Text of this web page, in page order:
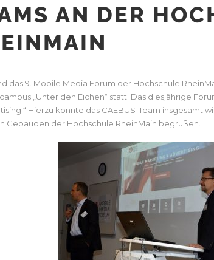
AN DER
das 9. Mobile Media Forum der Hochschule
„Unter den Eichen“ statt. Das diesjährige
Hierzu konnte das CAEBUS-Team insgesamt
Gebäuden der Hochschule RheinMain begrüßen.